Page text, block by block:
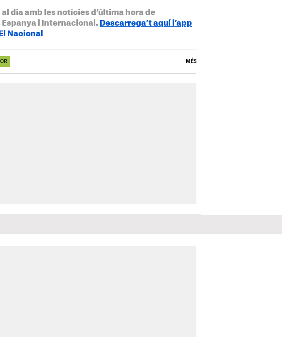
al dia amb les notícies d’última hora de
Espanya i Internacional. Descarrega’t aquí l’app
Nacional
MÉS